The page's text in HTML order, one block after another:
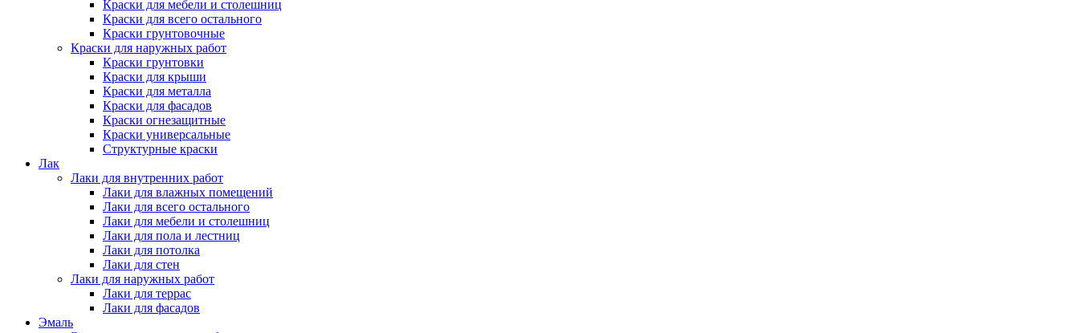
Краски для мебели и столешниц
Краски для всего остального
Краски грунтовочные
Краски для наружных работ
Краски грунтовки
Краски для крыши
Краски для металла
Краски для фасадов
Краски огнезащитные
Краски универсальные
Структурные краски
Лак
Лаки для внутренних работ
Лаки для влажных помещений
Лаки для всего остального
Лаки для мебели и столешниц
Лаки для пола и лестниц
Лаки для потолка
Лаки для стен
Лаки для наружных работ
Лаки для террас
Лаки для фасадов
Эмаль